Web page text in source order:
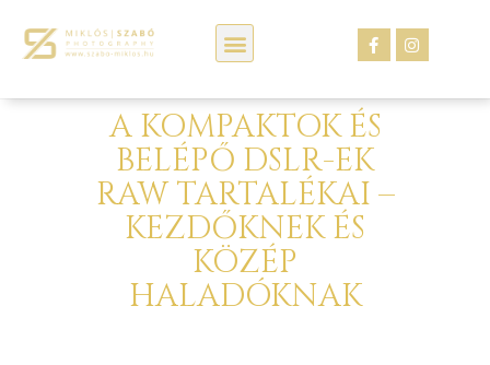
A KOMPAKTOK ÉS
BELÉPŐ DSLR-EK
RAW TARTALÉKAI –
KEZDŐKNEK ÉS
KÖZÉP
HALADÓKNAK